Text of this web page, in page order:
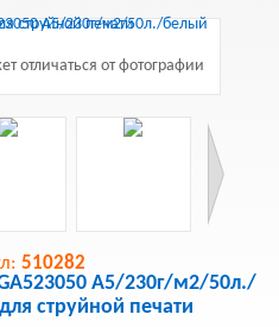
отличаться от фотографии
510282
A5/230г/м2/50л./
струйной печати